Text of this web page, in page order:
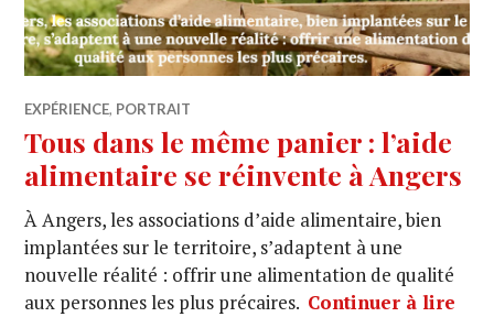
EXPÉRIENCE, PORTRAIT
Tous dans le même panier : l’aide
alimentaire se réinvente à Angers
À Angers, les associations d’aide alimentaire, bien
implantées sur le territoire, s’adaptent à une
nouvelle réalité : offrir une alimentation de qualité
aux personnes les plus précaires. Continuer à lire